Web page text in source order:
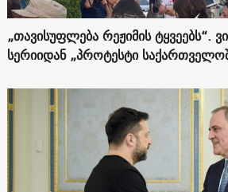
„თავისუფლება რეჟიმის ტყვეებს“.
სერიიდან „პროტესტი